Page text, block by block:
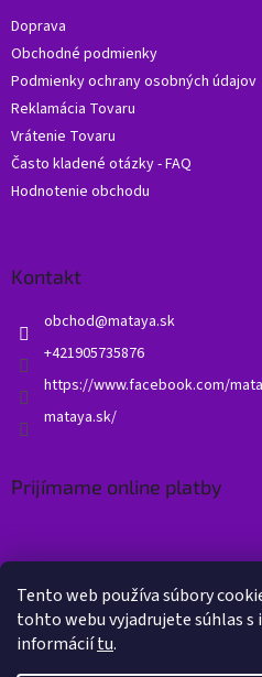
Tento web používa súbory
tohto webu vyjadrujete súhlas s
informáciítu.
Doprava
Obchodné podmienky
Podmienky ochrany osobných údajov
Reklamácia Tovaru
Vrátenie Tovaru
Často kladené otázky - FAQ
Hodnotenie obchodu
Kontakt
obchod@mataya.sk
+421905735876
https://www.facebook.com/
mataya.sk/
Prijímame online platby